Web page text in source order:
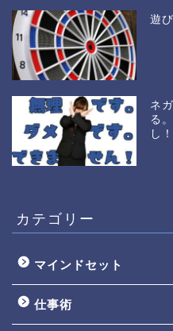
遊
ネ
る
し！
カテゴリー
マインドセット
仕事術